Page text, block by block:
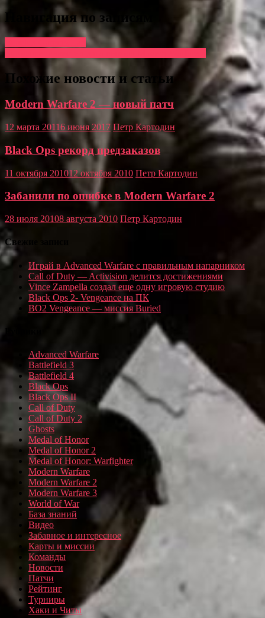
Навигация по записям
Похожие новости и статьи
Modern Warfare 2 — новый патч
12 марта 20116 июня 2017 Петр Картодин
Black Ops рекорд предзаказов
11 октября 201012 октября 2010 Петр Картодин
Забанили по ошибке в Modern Warfare 2
28 июля 20108 августа 2010 Петр Картодин
Свежие записи
Играй в Advanced Warfare с правильным напарником
Call of Duty — Activision делится достижениями
Vince Zampella создал еще одну игровую студию
Black Ops 2- Vengeance на ПК
BO2 Vengeance — миссия Buried
Advanced Warfare
Battlefield 3
Battlefield 4
Black Ops
Black Ops II
Call of Duty
Call of Duty 2
Ghosts
Medal of Honor
Medal of Honor 2
Medal of Honor: Warfighter
Modern Warfare
Modern Warfare 2
Modern Warfare 3
World of War
База знаний
Видео
Забавное и интересное
Карты и миссии
Команды
Новости
Патчи
Рейтинг
Турниры
Хаки и Читы